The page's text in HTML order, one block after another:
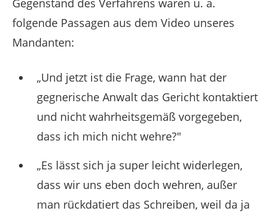
Gegenstand des Verfahrens waren u. a.
folgende Passagen aus dem Video unseres
Mandanten:
„Und jetzt ist die Frage, wann hat der
gegnerische Anwalt das Gericht kontaktiert
und nicht wahrheitsgemäß vorgegeben,
dass ich mich nicht wehre?"
„Es lässt sich ja super leicht widerlegen,
dass wir uns eben doch wehren, außer
man rückdatiert das Schreiben, weil da ja